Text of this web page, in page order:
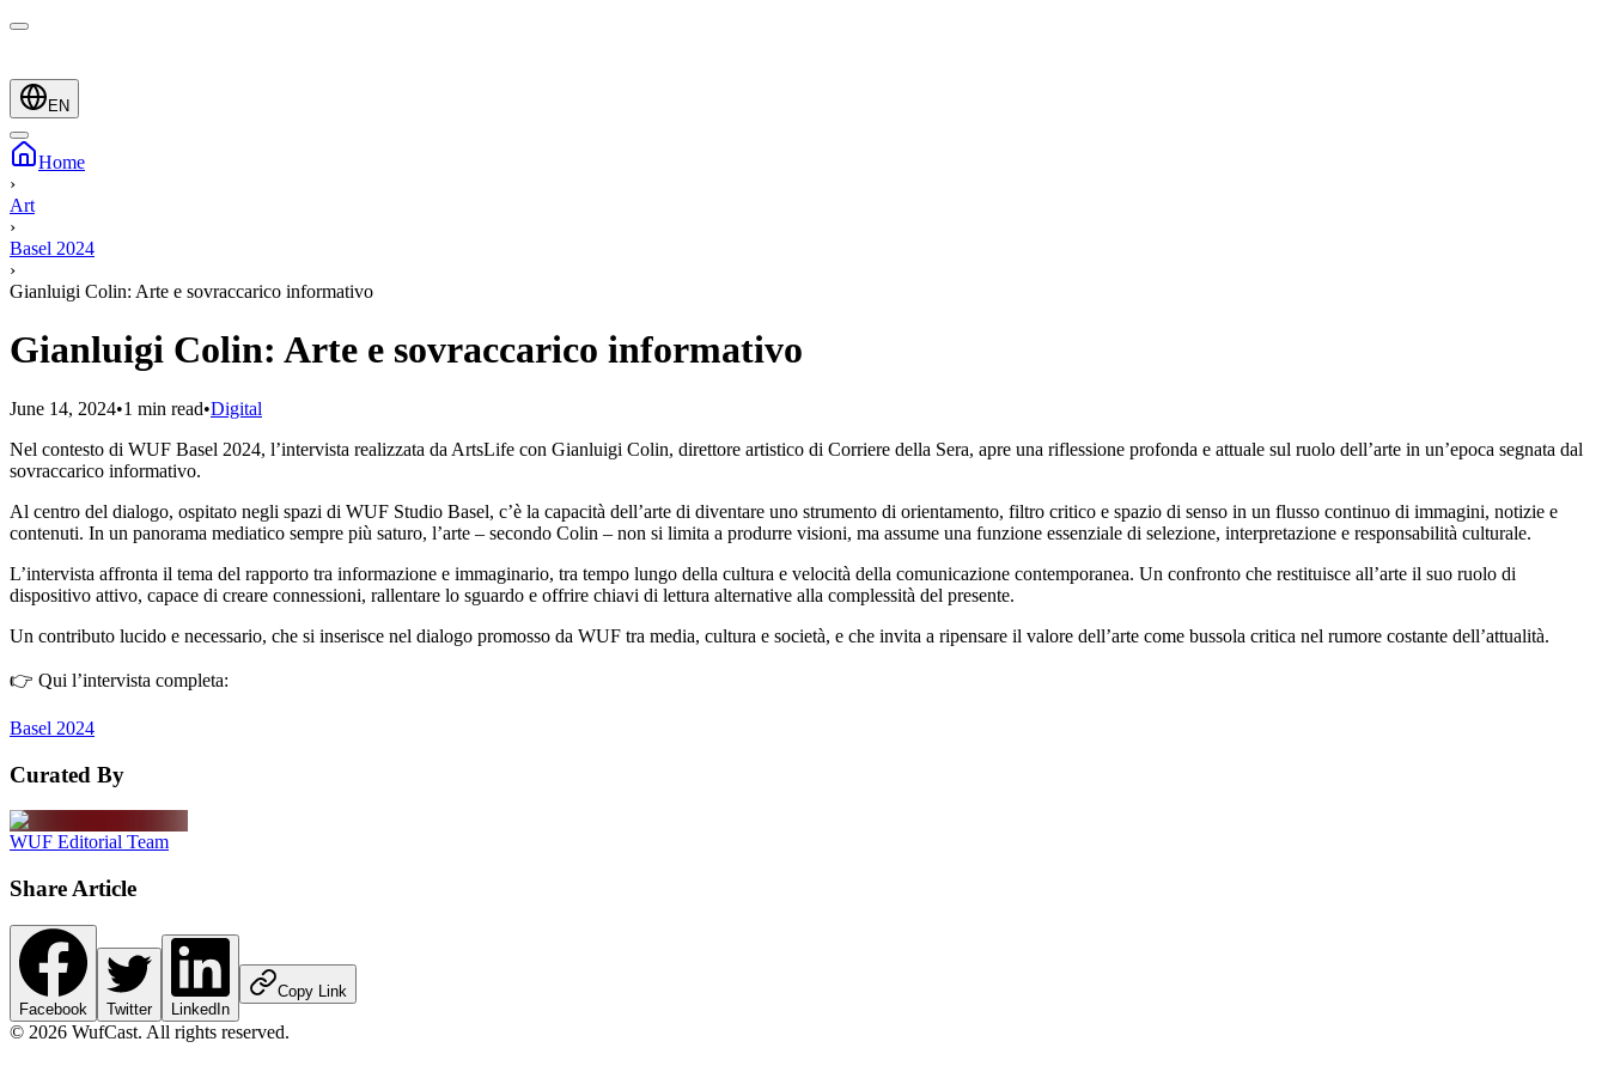
EN
Home
›
Art
›
Basel 2024
›
Gianluigi Colin: Arte e sovraccarico informativo
Gianluigi Colin: Arte e sovraccarico informativo
June 14, 2024•1 min read•Digital
Nel contesto di WUF Basel 2024, l’intervista realizzata da ArtsLife con Gianluigi Colin, direttore artistico di Corriere della Sera, apre una riflessione profonda e attuale sul ruolo dell’arte in un’epoca segnata dal
sovraccarico informativo.
Al centro del dialogo, ospitato negli spazi di WUF Studio Basel, c’è la capacità dell’arte di diventare uno strumento di orientamento, filtro critico e spazio di senso in un flusso continuo di immagini, notizie e
contenuti. In un panorama mediatico sempre più saturo, l’arte – secondo Colin – non si limita a produrre visioni, ma assume una funzione essenziale di selezione, interpretazione e responsabilità culturale.
L’intervista affronta il tema del rapporto tra informazione e immaginario, tra tempo lungo della cultura e velocità della comunicazione contemporanea. Un confronto che restituisce all’arte il suo ruolo di
dispositivo attivo, capace di creare connessioni, rallentare lo sguardo e offrire chiavi di lettura alternative alla complessità del presente.
Un contributo lucido e necessario, che si inserisce nel dialogo promosso da WUF tra media, cultura e società, e che invita a ripensare il valore dell’arte come bussola critica nel rumore costante dell’attualità.
👉 Qui l’intervista completa:
Basel 2024
Curated By
WUF Editorial Team
Share Article
Facebook Twitter LinkedIn
Copy Link
© 2026 WufCast. All rights reserved.